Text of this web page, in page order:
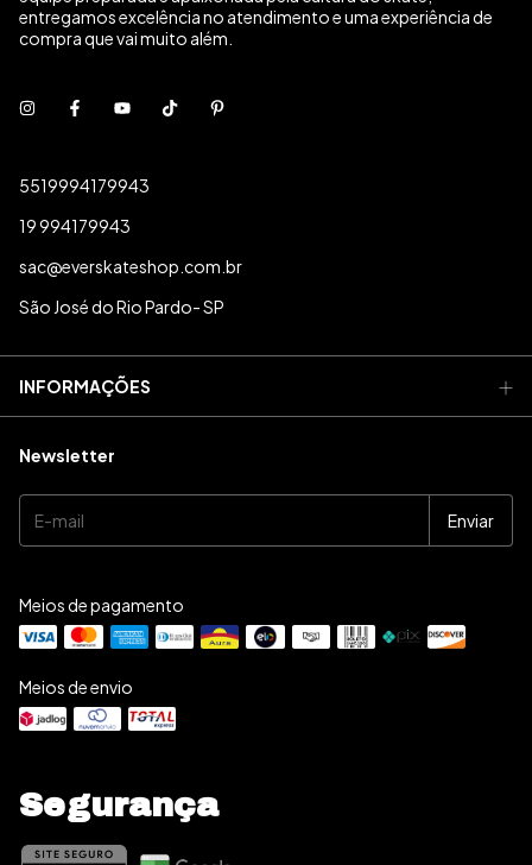
entregamos excelência no atendimento e uma experiência de
compra que vai muito além.
5519994179943
19 994179943
sac@everskateshop.com.br
São José do Rio Pardo- SP
INFORMAÇÕES
Newsletter
Meios de pagamento
Meios de envio
Segurança